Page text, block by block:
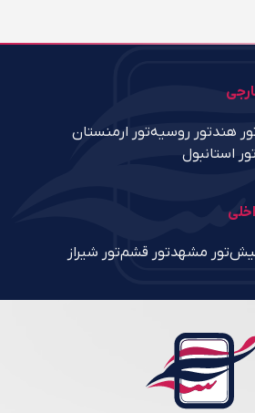
هندتور روسیهتور ارمنستان
تور استانبول
تور مشهدتور قشمتور شیراز